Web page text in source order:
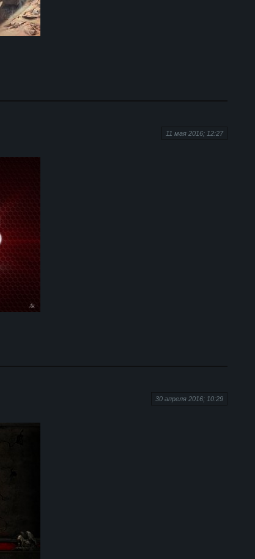
11 мая 2016; 12:27
30 апреля 2016; 10:29